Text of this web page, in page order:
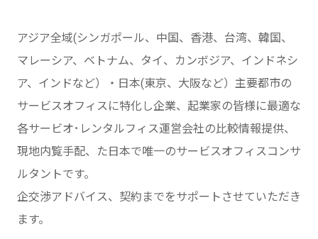
アジア全域(シンガポール、中国、香港、台湾、韓国、
マレーシア、ベトナム、タイ、カンボジア、インドネシ
ア、インドなど）・日本(東京、大阪など）主要都市の
サービスオフィスに特化し企業、起業家の皆様に最適な
各サービオ･レンタルフィス運営会社の比較情報提供、
現地内覧手配、た日本で唯一のサービスオフィスコンサ
ルタントです。
企交渉アドバイス、契約までをサポートさせていただき
ます。